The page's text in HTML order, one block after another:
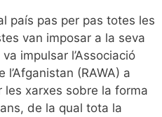
país pas per pas totes les
van imposar a la seva
impulsar l’Associació
(RAWA) a
xarxes sobre la forma
de la qual tota la